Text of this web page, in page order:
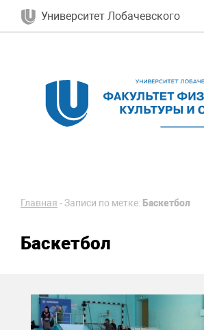
Университет Лобачевского
Главная -Записи по метке: Баскетбол
Баскетбол